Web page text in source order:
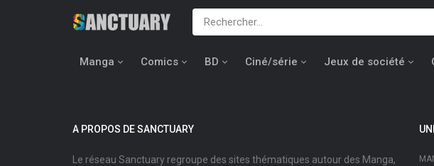
Manga Comics BD Ciné/série Jeux de société
A PROPOS DE SANCTUARY
Le réseau Sanctuary regroupe des sites thématiques autour des Manga,